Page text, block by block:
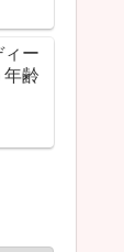
ー
年齢